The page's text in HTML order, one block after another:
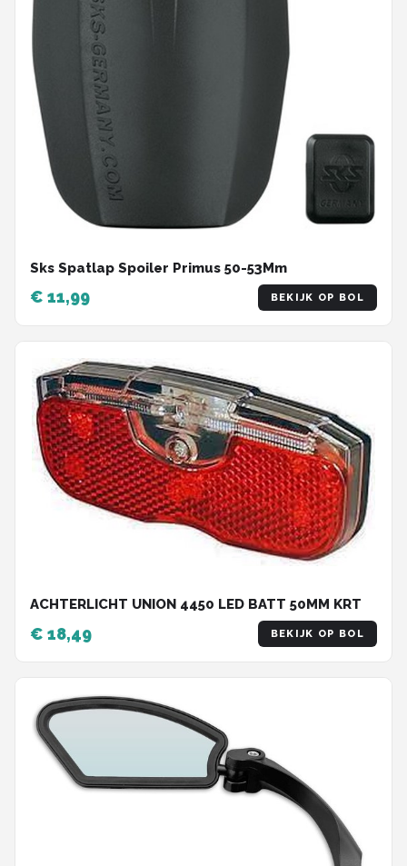
Sks Spatlap Spoiler Primus 50-53Mm
€ 11,99 BEKIJK OP BOL
ACHTERLICHT UNION 4450 LED BATT 50MM KRT
€ 18,49 BEKIJK OP BOL